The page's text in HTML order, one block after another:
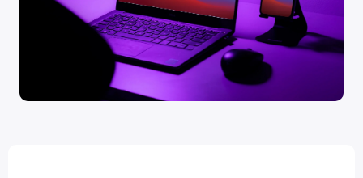
Клиенты
Наши процессы
Развитие и карьерный рост
ВВЕДИТЕ ПОИСКОВУЮ ФРАЗУ